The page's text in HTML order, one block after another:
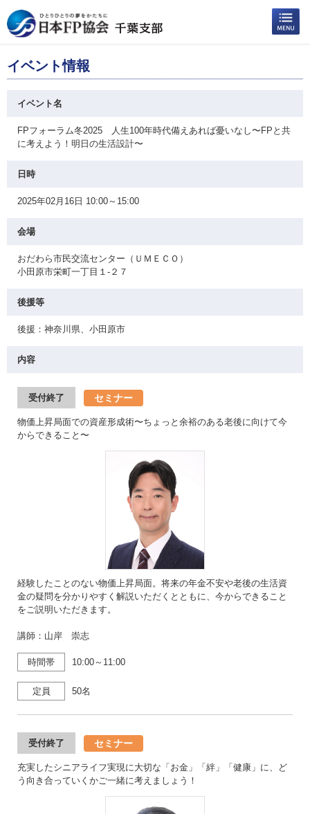
イベント情報
イベント名
FPフォーラム冬2025 人生100年時代備えあれば憂いなし〜FPと共
に考えよう！明日の生活設計〜
日時
2025年02月16日 10:00～15:00
会場
おだわら市民交流センター（ＵＭＥＣＯ）
小田原市栄町一丁目１-２７
後援等
後援：神奈川県、小田原市
内容
受付終了 セミナー
物価上昇局面での資産形成術〜ちょっと余裕のある老後に向けて今
からできること〜
経験したことのない物価上昇局面。将来の年金不安や老後の生活資
金の疑問を分かりやすく解説いただくとともに、今からできること
をご説明いただきます。
講師：山岸 崇志
時間帯 10:00～11:00
定員 50名
受付終了 セミナー
充実したシニアライフ実現に大切な「お金」「絆」「健康」に、ど
う向き合っていくかご一緒に考えましょう！